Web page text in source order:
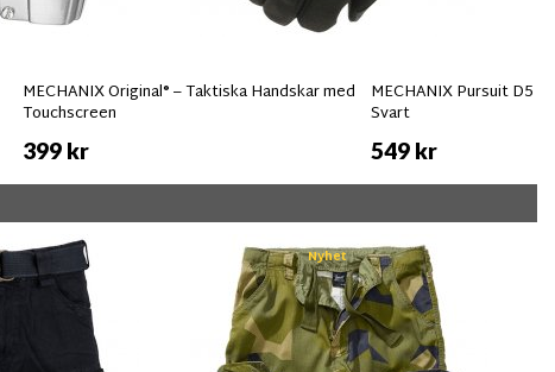
MECHANIX Original® – Taktiska Handskar med
Touchscreen
399 kr
MECHANIX Pursuit D5
Svart
549 kr
Nyhet